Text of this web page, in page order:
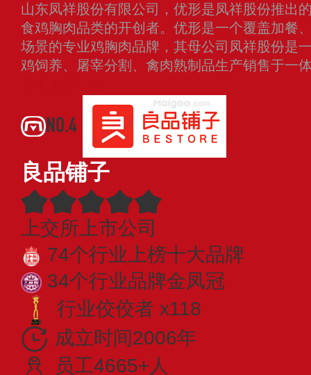
山东凤祥股份有限公司，优形是凤祥股份推出
食鸡胸肉品类的开创者。优形是一个覆盖加餐
场景的专业鸡胸肉品牌，其母公司凤祥股份是
鸡饲养、屠宰分割、禽肉熟制品生产销售于一
NO.4
良品铺子
上交所上市公司
74个行业上榜十大品牌
34个行业品牌金凤冠
行业佼佼者 x118
成立时间2006年
员工4665+人